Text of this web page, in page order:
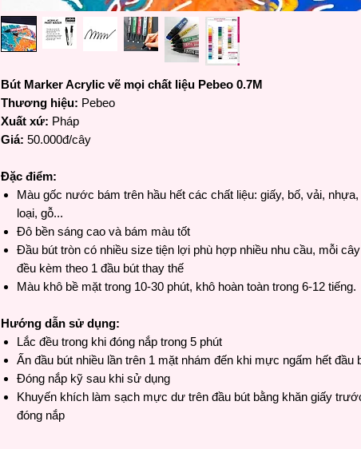
Bút Marker Acrylic vẽ mọi chất liệu Pebeo 0.7M
Thương hiệu: Pebeo
Xuất xứ: Pháp
Giá: 50.000đ/cây
Đặc điểm:
Màu gốc nước bám trên hầu hết các chất liệu: giấy, bố, vải,
loại, gỗ...
Đô bền sáng cao và bám màu tốt
Đầu bút tròn có nhiều size tiện lợi phù hợp nhiều nhu cầu, mỗi
đều kèm theo 1 đầu bút thay thế
Màu khô bề mặt trong 10-30 phút, khô hoàn toàn trong 6-12 tiếng.
Hướng dẫn sử dụng:
Lắc đều trong khi đóng nắp trong 5 phút
Ấn đầu bút nhiều lần trên 1 mặt nhám đến khi mực ngấm hết đầu
Đóng nắp kỹ sau khi sử dụng
Khuyến khích làm sạch mực dư trên đầu bút bằng khăn giấy
đóng nắp